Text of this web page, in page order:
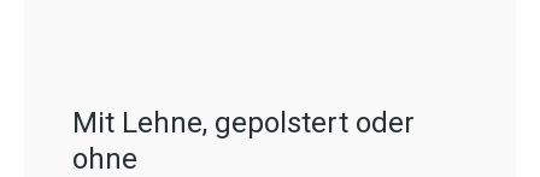
Mit Lehne, gepolstert oder
ohne